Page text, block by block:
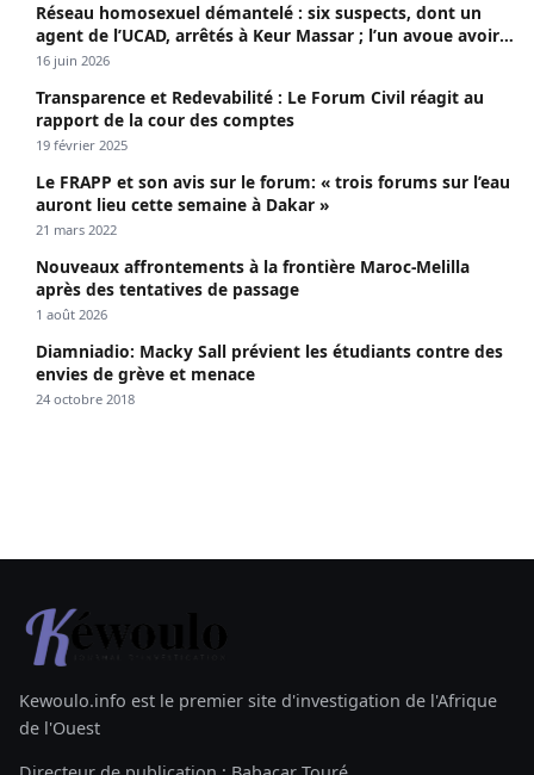
Réseau homosexuel démantelé : six suspects, dont un
agent de l’UCAD, arrêtés à Keur Massar ; l’un avoue avoir
propagé le VIH depuis 2018
16 juin 2026
Transparence et Redevabilité : Le Forum Civil réagit au
rapport de la cour des comptes
19 février 2025
Le FRAPP et son avis sur le forum: « trois forums sur l’eau
auront lieu cette semaine à Dakar »
21 mars 2022
Nouveaux affrontements à la frontière Maroc-Melilla
après des tentatives de passage
1 août 2026
Diamniadio: Macky Sall prévient les étudiants contre des
envies de grève et menace
24 octobre 2018
Kewoulo.info est le premier site d'investigation de l'Afrique
de l'Ouest